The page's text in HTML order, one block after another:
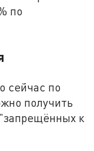
по
сейчас по
получить
к